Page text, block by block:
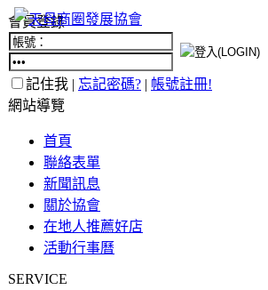
會員登錄
記住我 | 忘記密碼? | 帳號註冊!
網站導覽
首頁
聯絡表單
新聞訊息
關於協會
在地人推薦好店
活動行事曆
SERVICE